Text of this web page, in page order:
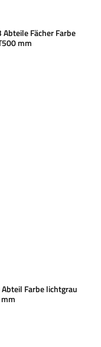
Fächer Farbe
mm
Farbe lichtgrau